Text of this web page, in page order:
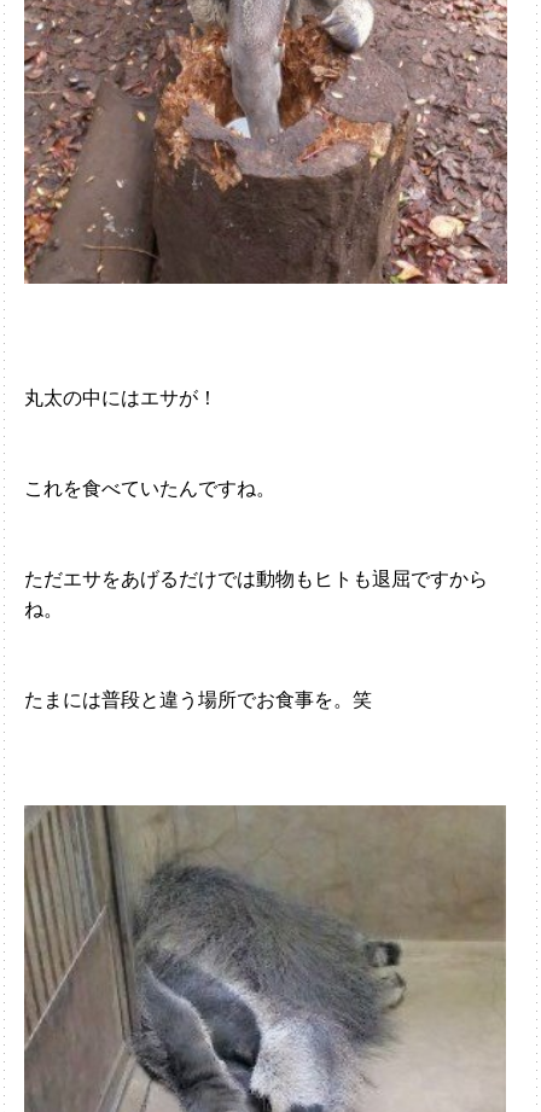
丸太の中にはエサが！
これを食べていたんですね。
ただエサをあげるだけでは動物もヒトも退屈ですから
ね。
たまには普段と違う場所でお食事を。笑